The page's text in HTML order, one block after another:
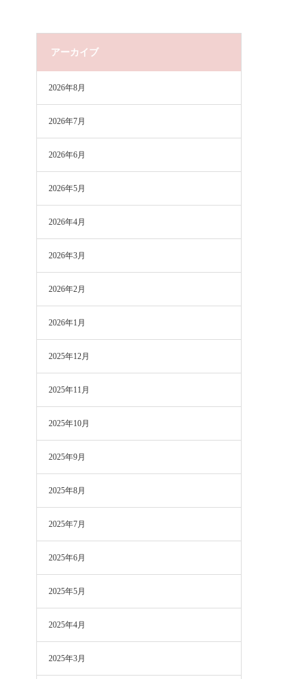
アーカイブ
2026年8月
2026年7月
2026年6月
2026年5月
2026年4月
2026年3月
2026年2月
2026年1月
2025年12月
2025年11月
2025年10月
2025年9月
2025年8月
2025年7月
2025年6月
2025年5月
2025年4月
2025年3月